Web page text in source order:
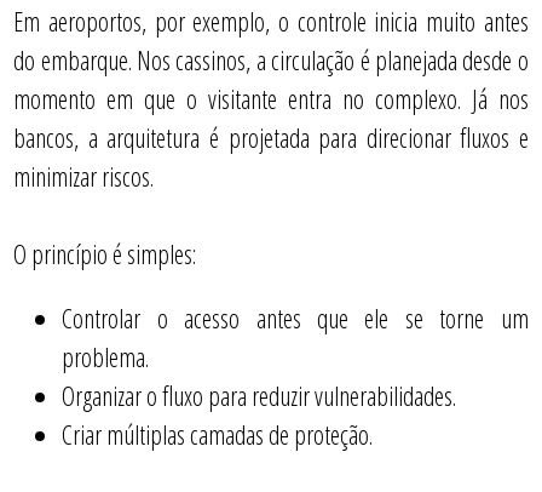
Em aeroportos, por exemplo, o controle inicia muito antes
do embarque. Nos cassinos, a circulação é planejada desde o
momento em que o visitante entra no complexo. Já nos
bancos, a arquitetura é projetada para direcionar fluxos e
minimizar riscos.
O princípio é simples:
Controlar o acesso antes que ele se torne um
problema.
Organizar o fluxo para reduzir vulnerabilidades.
Criar múltiplas camadas de proteção.